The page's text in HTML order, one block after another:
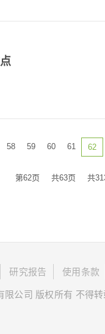
58 59 60 61 62
第62页 共63页 共
研究报告 使用条款
公司 版权所有 不得转